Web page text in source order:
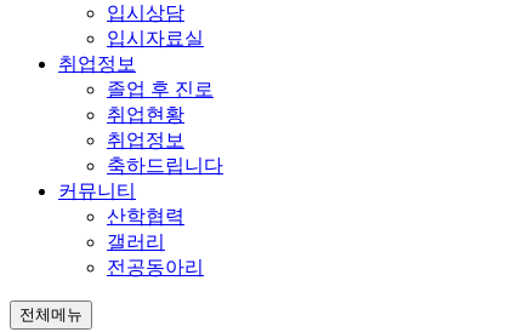
입시상담
입시자료실
취업정보
졸업 후 진로
취업현황
취업정보
축하드립니다
커뮤니티
산학협력
갤러리
전공동아리
전체메뉴